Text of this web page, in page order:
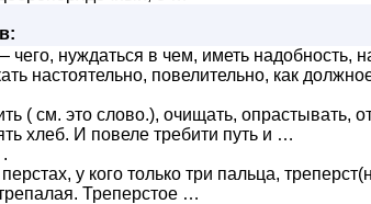
чего, нуждаться в чем, иметь надобность,
настоятельно, повелительно, как
( см. это слово.), очищать, опрастывать,
хлеб. И повеле требити путь и …
у кого только три пальца,
Треперстое …